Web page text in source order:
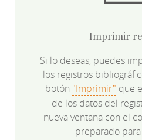
Imprimir
Si lo deseas, puedes
los registros
botón "Imprimir" que
de los datos del
nueva ventana con el
preparado para